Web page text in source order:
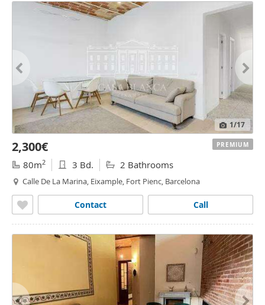
1/17
2,300€
80m2 3 Bd. 2 Bathrooms
Calle De La Marina, Eixample, Fort Pienc, Barcelona
Call
Contact
PREMIUM